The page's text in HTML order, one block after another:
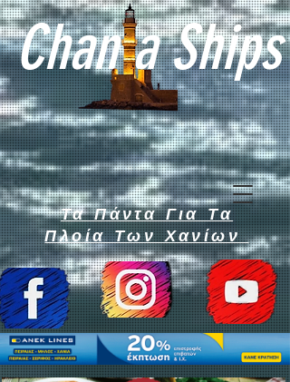
Chan a Ships
Τα Πάντα Για Τα
Πλοία Των Χανίων